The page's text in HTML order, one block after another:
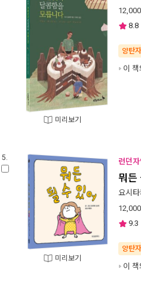
미리보기
12,000
8.8
양탄
이
5.
미리보기
런던
뭐든
요시
12,000
9.3
양탄
이